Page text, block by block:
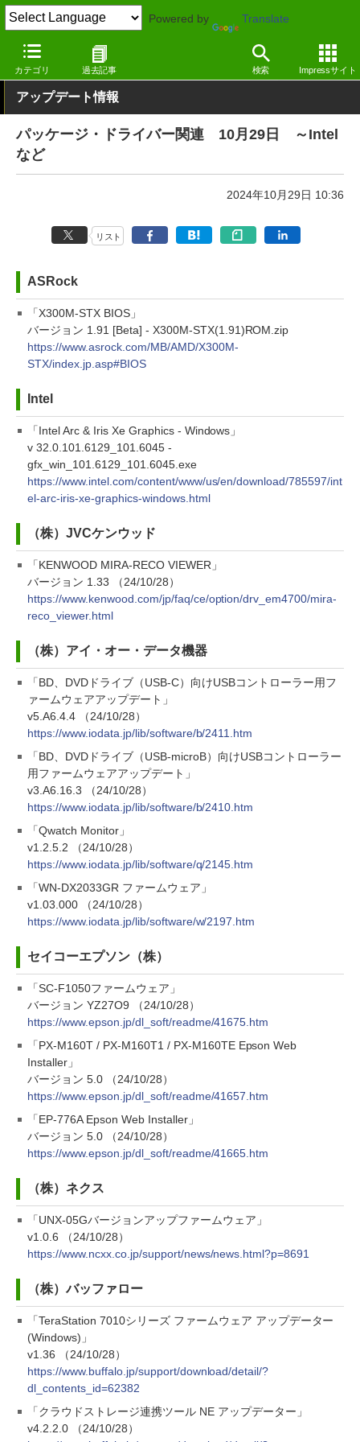
Powered by Translate
カテゴリ 過去記事 検索 Impressサイト
窓の杜 その他の話題 アップデート
アップデート情報
パッケージ・ドライバー関連 10月29日 ～Intel
など
2024年10月29日 10:36
リスト
ASRock
「X300M-STX BIOS」
バージョン 1.91 [Beta] - X300M-STX(1.91)ROM.zip
https://www.asrock.com/MB/AMD/X300M-
STX/index.jp.asp#BIOS
Intel
「Intel Arc & Iris Xe Graphics - Windows」
v 32.0.101.6129_101.6045 -
gfx_win_101.6129_101.6045.exe
https://www.intel.com/content/www/us/en/download/785597/int
el-arc-iris-xe-graphics-windows.html
（株）JVCケンウッド
「KENWOOD MIRA-RECO VIEWER」
バージョン 1.33 （24/10/28）
https://www.kenwood.com/jp/faq/ce/option/drv_em4700/mira-
reco_viewer.html
（株）アイ・オー・データ機器
「BD、DVDドライブ（USB-C）向けUSBコントローラー用フ
ァームウェアアップデート」
v5.A6.4.4 （24/10/28）
https://www.iodata.jp/lib/software/b/2411.htm
「BD、DVDドライブ（USB-microB）向けUSBコントローラー
用ファームウェアアップデート」
v3.A6.16.3 （24/10/28）
https://www.iodata.jp/lib/software/b/2410.htm
「Qwatch Monitor」
v1.2.5.2 （24/10/28）
https://www.iodata.jp/lib/software/q/2145.htm
「WN-DX2033GR ファームウェア」
v1.03.000 （24/10/28）
https://www.iodata.jp/lib/software/w/2197.htm
セイコーエプソン（株）
「SC-F1050ファームウェア」
バージョン YZ27O9 （24/10/28）
https://www.epson.jp/dl_soft/readme/41675.htm
「PX-M160T / PX-M160T1 / PX-M160TE Epson Web
Installer」
バージョン 5.0 （24/10/28）
https://www.epson.jp/dl_soft/readme/41657.htm
「EP-776A Epson Web Installer」
バージョン 5.0 （24/10/28）
https://www.epson.jp/dl_soft/readme/41665.htm
（株）ネクス
「UNX-05Gバージョンアップファームウェア」
v1.0.6 （24/10/28）
https://www.ncxx.co.jp/support/news/news.html?p=8691
（株）バッファロー
「TeraStation 7010シリーズ ファームウェア アップデーター
(Windows)」
v1.36 （24/10/28）
https://www.buffalo.jp/support/download/detail/?
dl_contents_id=62382
「クラウドストレージ連携ツール NE アップデーター」
v4.2.2.0 （24/10/28）